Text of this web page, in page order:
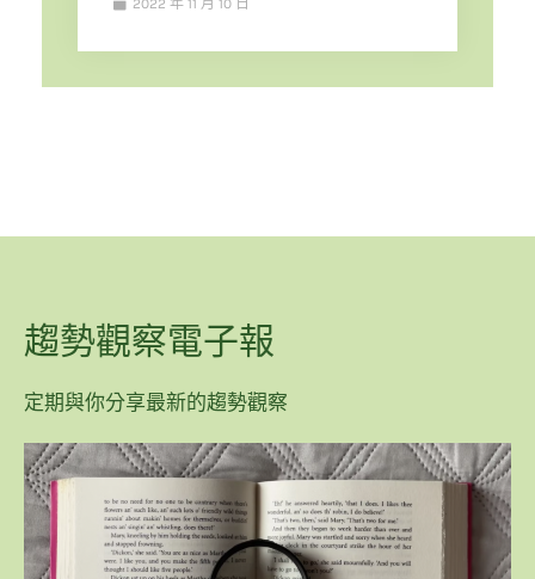
2022 年 11 月 10 日
趨勢觀察電子報
定期與你分享最新的趨勢觀察